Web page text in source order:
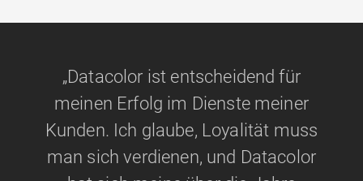
„Datacolor ist entscheidend für
meinen Erfolg im Dienste meiner
Kunden. Ich glaube, Loyalität muss
man sich verdienen, und Datacolor